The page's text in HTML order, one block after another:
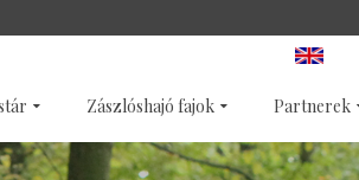
Zászlóshajó fajok Partnerek